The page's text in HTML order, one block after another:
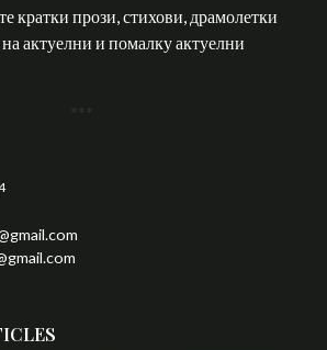
кратки прози, стихови, драмолетки
актуелни и помалку актуелни
***